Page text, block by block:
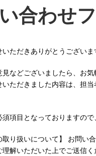
合わせ
ただきありがとうございま
見などございましたら、お
いただきました内容は、担
項目となっておりますので
取り扱いについて】 お問い
解いただいた上でご送信く